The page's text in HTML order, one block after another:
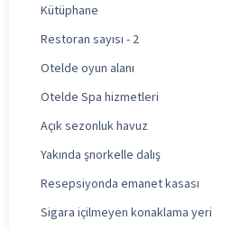
Kütüphane
Restoran sayısı - 2
Otelde oyun alanı
Otelde Spa hizmetleri
Açık sezonluk havuz
Yakında şnorkelle dalış
Resepsiyonda emanet kasası
Sigara içilmeyen konaklama yeri